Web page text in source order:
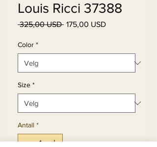
Louis Ricci 37388
325,00 USD Vanlig
175,00 USDSalgspris
Color *
Size *
Antall *